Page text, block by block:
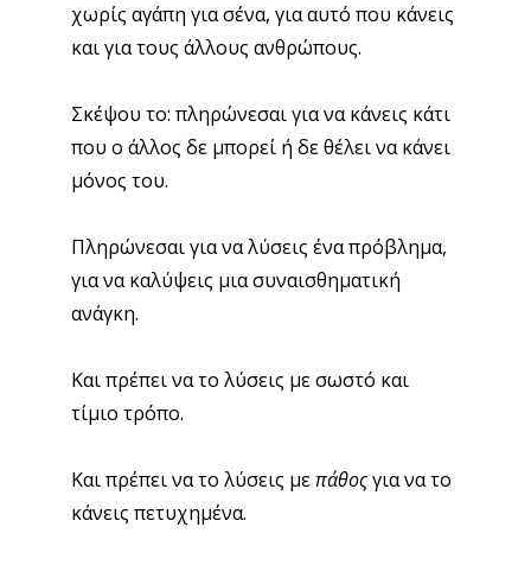
χωρίς αγάπη για σένα, για αυτό που κάνεις
και για τους άλλους ανθρώπους.
Σκέψου το: πληρώνεσαι για να κάνεις κάτι
που ο άλλος δε μπορεί ή δε θέλει να κάνει
μόνος του.
Πληρώνεσαι για να λύσεις ένα πρόβλημα,
για να καλύψεις μια συναισθηματική
ανάγκη.
Και πρέπει να το λύσεις με σωστό και
τίμιο τρόπο.
Και πρέπει να το λύσεις μεπάθοςγια να το
κάνεις πετυχημένα.